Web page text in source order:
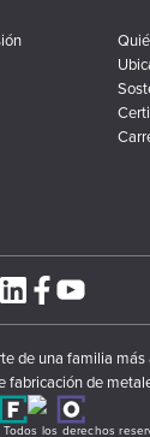
los derechos
de una familia
fabricación de